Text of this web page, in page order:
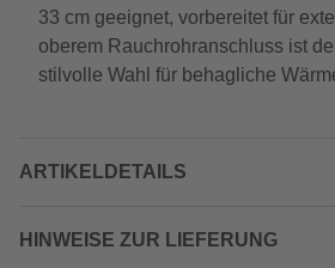
33 cm geeignet, vorbereitet für
oberem Rauchrohranschluss ist
stilvolle Wahl für behagliche
ARTIKELDETAILS
HINWEISE ZUR LIEFERUNG